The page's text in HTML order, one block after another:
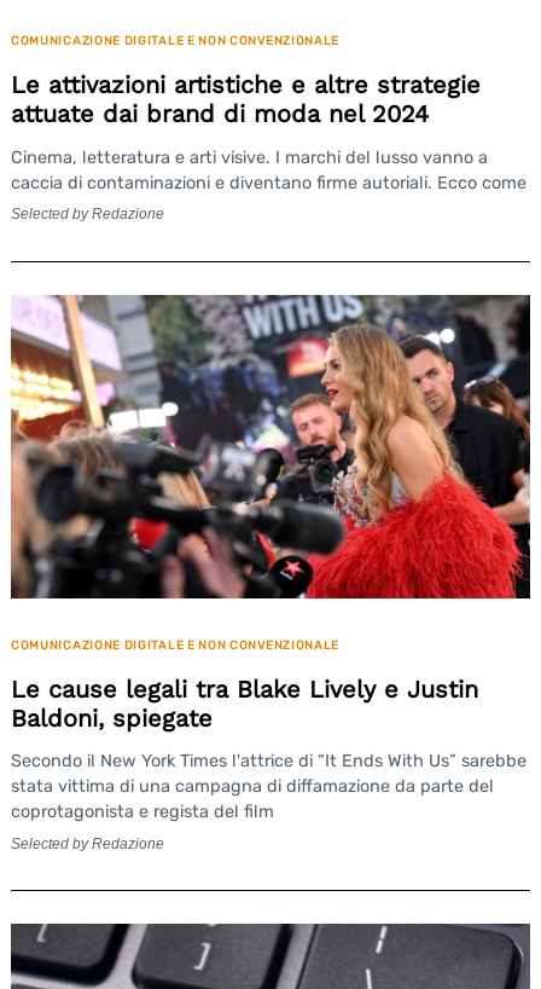
COMUNICAZIONE DIGITALE E NON CONVENZIONALE
Le attivazioni artistiche e altre strategie
attuate dai brand di moda nel 2024
Cinema, letteratura e arti visive. I marchi del lusso vanno a
caccia di contaminazioni e diventano firme autoriali. Ecco come
Selected by Redazione
COMUNICAZIONE DIGITALE E NON CONVENZIONALE
Le cause legali tra Blake Lively e Justin
Baldoni, spiegate
Secondo il New York Times l'attrice di “It Ends With Us” sarebbe
stata vittima di una campagna di diffamazione da parte del
coprotagonista e regista del film
Selected by Redazione